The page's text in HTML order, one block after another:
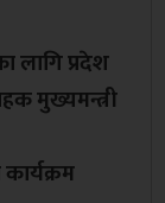
लागि प्रदेश
मुख्यमन्त्री